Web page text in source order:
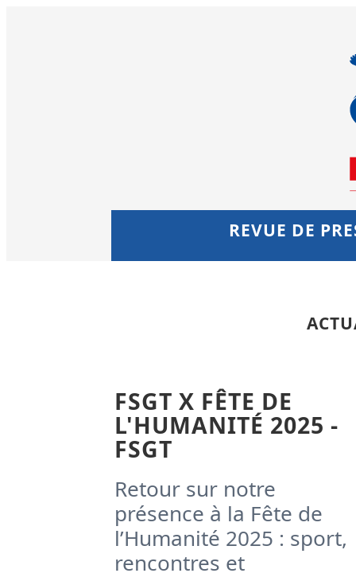
REVUE DE
FSGT X FÊTE DE
L'HUMANITÉ 2025 -
FSGT
Retour sur notre
présence à la Fête de
l’Humanité 2025 : sport,
rencontres et